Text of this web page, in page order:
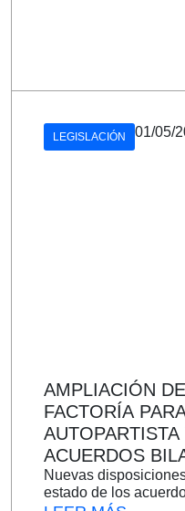
LEGISLACIÓN 01/05/
AMPLIACIÓN
FACTORÍA
ACUERDOS
Nuevas
estado de los